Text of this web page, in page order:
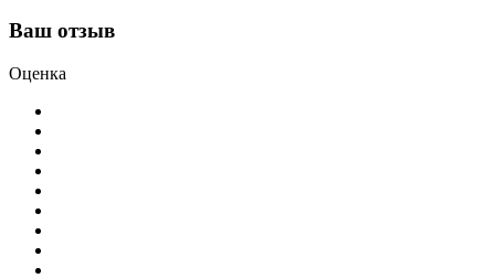
Ваш отзыв
Оценка